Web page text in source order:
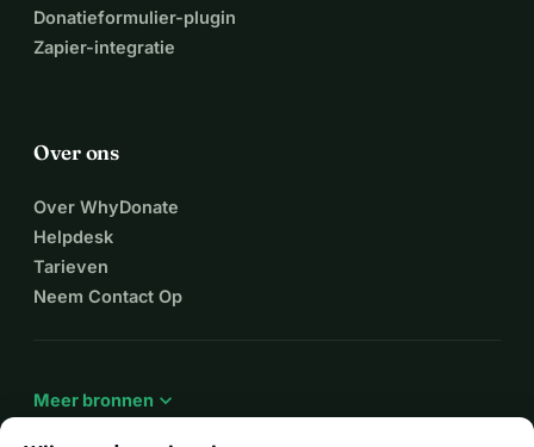
Donatieformulier-plugin
Zapier-integratie
Over ons
Over WhyDonate
Helpdesk
Tarieven
Neem Contact Op
Meer bronnen expand_more